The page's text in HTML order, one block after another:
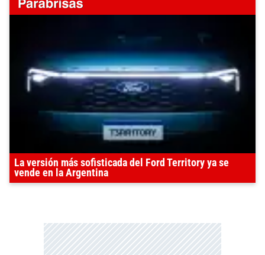
La versión más sofisticada del Ford Territory ya se
vende en la Argentina